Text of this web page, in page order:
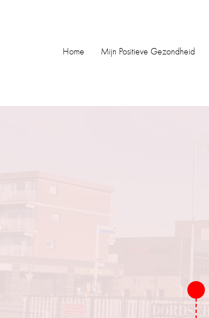
Home Mijn Positieve Gezondheid